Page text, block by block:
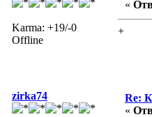
Karma: +19/-0
Offline
«
+
zirka74
Re:
«